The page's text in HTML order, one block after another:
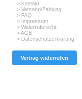
> Kontakt
> Versand/Zahlung
> FAQ
> Impressum
> Widerrufsrecht
> AGB
> Datenschutzerklärung
Vertrag widerrufen